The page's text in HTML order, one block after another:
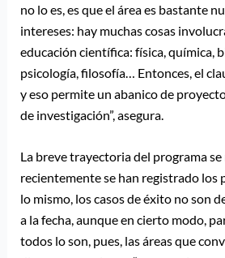
no lo es, es que el área es bastante
intereses: hay muchas cosas
educación científica: física, química,
psicología, filosofía… Entonces, el
y eso permite un abanico de
de investigación”, asegura.
La breve trayectoria del programa
recientemente se han registrado los
lo mismo, los casos de éxito no son
a la fecha, aunque en cierto modo,
todos lo son, pues, las áreas que